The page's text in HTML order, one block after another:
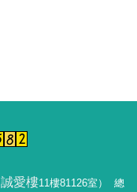
誠愛樓11樓81126室） 總